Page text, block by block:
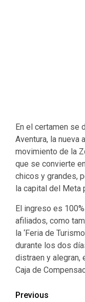
En el certamen se
Aventura, la nueva
movimiento de la
que se convierte
chicos y grandes,
la capital del Meta
El ingreso es
afiliados, como
la ‘Feria de
durante los dos
distraen y alegran,
Caja de
Previous